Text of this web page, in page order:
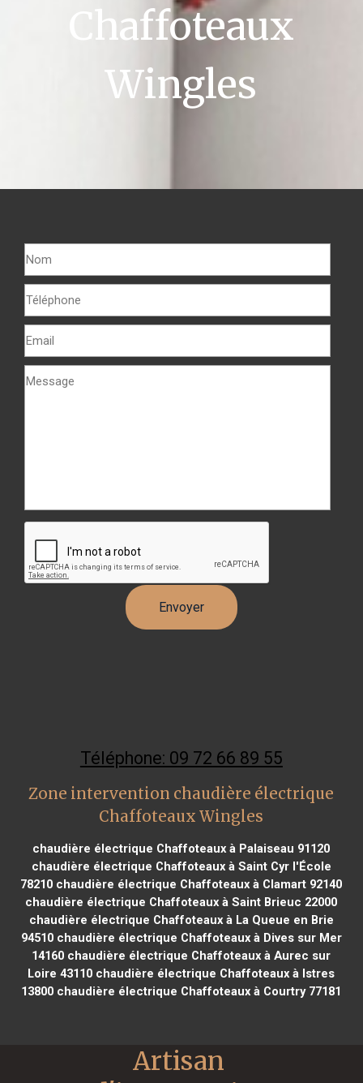
Chaffoteaux
Wingles
Téléphone: 09 72 66 89 55
Zone intervention chaudière électrique
Chaffoteaux Wingles
chaudière électrique Chaffoteaux à Palaiseau 91120
chaudière électrique Chaffoteaux à Saint Cyr l'École
78210 chaudière électrique Chaffoteaux à Clamart 92140
chaudière électrique Chaffoteaux à Saint Brieuc 22000
chaudière électrique Chaffoteaux à La Queue en Brie
94510chaudière électrique Chaffoteaux à Dives sur Mer
14160 chaudière électrique Chaffoteaux à Aurec sur
Loire 43110 chaudière électrique Chaffoteaux à Istres
13800 chaudière électrique Chaffoteaux à Courtry 77181
Artisan